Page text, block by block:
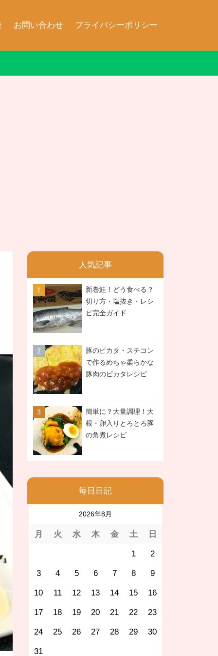
お問い合わせ プライバシーポリシー
人気記事
新巻鮭！どう食べる？
切り方・塩抜き・レシ
ピ完全ガイド
豚のピカタ・スチコン
で作るめちゃ柔らかな
豚肉のピカタレシピ
簡単に？大量調理！大
根・卵入りとろとろ豚
の角煮レシピ
毎日日記
2026年8月
月 火 水 木 金 土 日
1 2
3 4 5 6 7 8 9
10 11 12 13 14 15 16
17 18 19 20 21 22 23
24 25 26 27 28 29 30
31